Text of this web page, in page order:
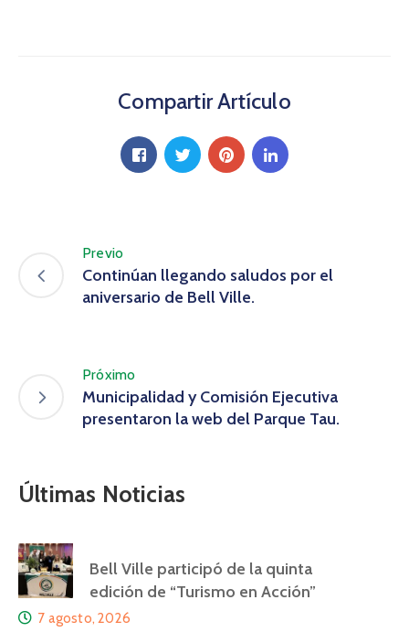
Compartir Artículo
Previo
Continúan llegando saludos por el
aniversario de Bell Ville.
Próximo
Municipalidad y Comisión Ejecutiva
presentaron la web del Parque Tau.
Últimas Noticias
Bell Ville participó de la quinta
edición de “Turismo en Acción”
7 agosto, 2026